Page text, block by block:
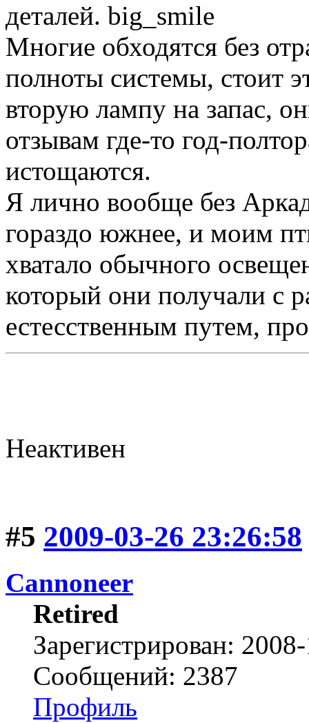
деталей.
Многие обходятся без
полноты системы, стоит
вторую лампу на запас,
отзывам где-то год-
истощаются.
Я лично вообще без
гораздо южнее, и моим
хватало обычного
который они получали с
естесственным путем,
Неактивен
#5 2009-03-26 23:26:58
Cannoneer
Retired
Зарегистрирован:
Сообщений: 2387
Профиль